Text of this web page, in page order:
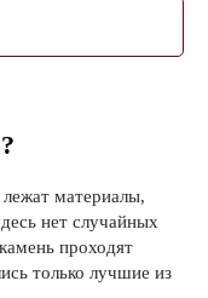
материалы,
нет случайных
проходят
только лучшие из